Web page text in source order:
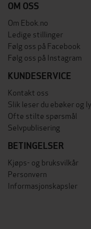
OM OSS
Om Ebok.no
Ledige stillinger
Følg oss på Facebook
Følg oss på Instagram
KUNDESERVICE
Kontakt oss
Slik leser du ebøker og
Ofte stilte spørsmål
Selvpublisering
BETINGELSER
Kjøps- og bruksvilkår
Personvern
Informasjonskapsler